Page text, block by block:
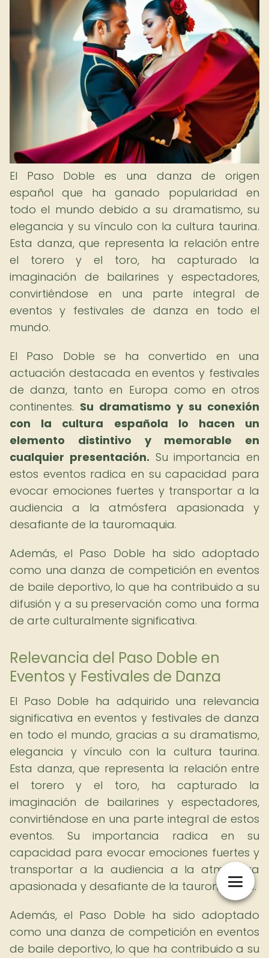
El Paso Doble es una danza de origen
español que ha ganado popularidad en
todo el mundo debido a su dramatismo, su
elegancia y su vínculo con la cultura taurina.
Esta danza, que representa la relación entre
el torero y el toro, ha capturado la
imaginación de bailarines y espectadores,
convirtiéndose en una parte integral de
eventos y festivales de danza en todo el
mundo.
El Paso Doble se ha convertido en una
actuación destacada en eventos y festivales
de danza, tanto en Europa como en otros
continentes. Su dramatismo y su conexión
con la cultura española lo hacen un
elemento distintivo y memorable en
cualquier presentación. Su importancia en
estos eventos radica en su capacidad para
evocar emociones fuertes y transportar a la
audiencia a la atmósfera apasionada y
desafiante de la tauromaquia.
Además, el Paso Doble ha sido adoptado
como una danza de competición en eventos
de baile deportivo, lo que ha contribuido a su
difusión y a su preservación como una forma
de arte culturalmente significativa.
Relevancia del Paso Doble en
Eventos y Festivales de Danza
El Paso Doble ha adquirido una relevancia
significativa en eventos y festivales de danza
en todo el mundo, gracias a su dramatismo,
elegancia y vínculo con la cultura taurina.
Esta danza, que representa la relación entre
el torero y el toro, ha capturado la
imaginación de bailarines y espectadores,
convirtiéndose en una parte integral de estos
eventos. Su importancia radica en su
capacidad para evocar emociones fuertes y
transportar a la audiencia a la atmósfera
apasionada y desafiante de la tauromaquia.
Además, el Paso Doble ha sido adoptado
como una danza de competición en eventos
de baile deportivo, lo que ha contribuido a su